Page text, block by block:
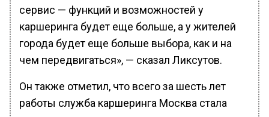
сервис — функций и возможностей у
каршеринга будет еще больше, а у жителей
города будет еще больше выбора, как и на
чем передвигаться», — сказал Ликсутов.
Он также отметил, что всего за шесть лет
работы служба каршеринга Москва стала